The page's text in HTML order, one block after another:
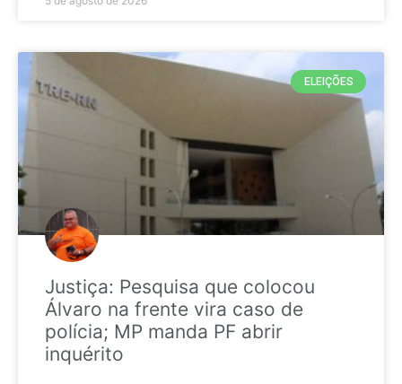
ELEIÇÕES
Justiça: Pesquisa que colocou
Álvaro na frente vira caso de
polícia; MP manda PF abrir
inquérito